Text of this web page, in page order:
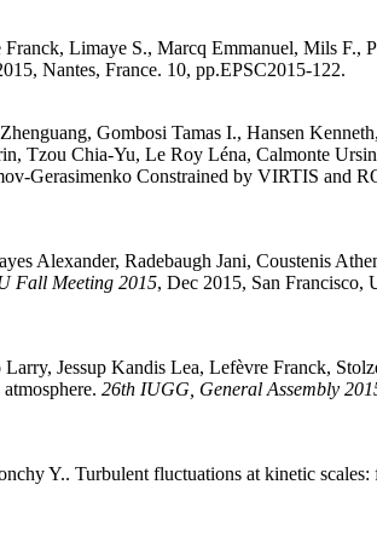
Franck, Limaye S., Marcq Emmanuel, Mils F.,
Nantes, France. 10, pp.EPSC2015-122.
Zhenguang, Gombosi Tamas I., Hansen Kenneth,
, Tzou Chia-Yu, Le Roy Léna, Calmonte
Gerasimenko Constrained by VIRTIS and
Alexander, Radebaugh Jani, Coustenis
Fall Meeting 2015, Dec 2015, San Francisco,
Larry, Jessup Kandis Lea, Lefèvre Franck,
. 26th IUGG, General Assembly
Y.. Turbulent fluctuations at kinetic scales: